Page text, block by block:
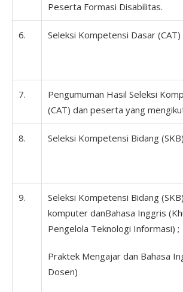
Peserta Formasi Disabilitas.
6. Seleksi Kompetensi Dasar (CAT)
7.
Pengumuman Hasil Seleksi
(CAT) dan peserta yang
8. Seleksi Kompetensi Bidang
9.
Seleksi Kompetensi Bidang
komputer danBahasa Inggris
Pengelola Teknologi Informasi) ;
Praktek Mengajar dan Bahasa
Dosen)